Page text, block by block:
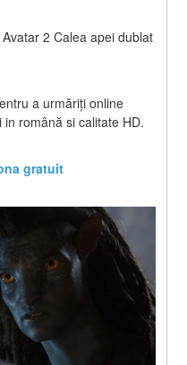
2 Calea apei dublat
a urmăriți online
română si calitate HD.
gratuit